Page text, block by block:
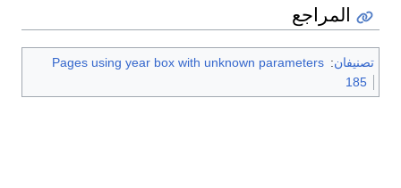
المراجع
تصنيفان:
Pages using year box with unknown parameters
185